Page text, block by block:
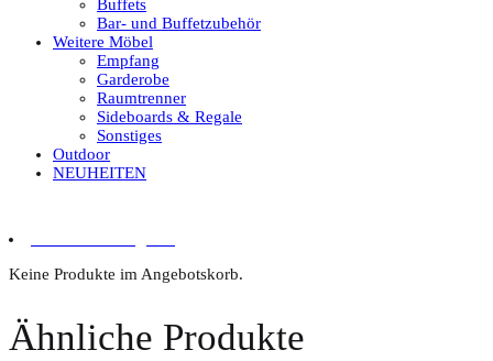
Buffets
Bar- und Buffetzubehör
Weitere Möbel
Empfang
Garderobe
Raumtrenner
Sideboards & Regale
Sonstiges
Outdoor
NEUHEITEN
Keine Produkte im Angebotskorb.
Ähnliche Produkte